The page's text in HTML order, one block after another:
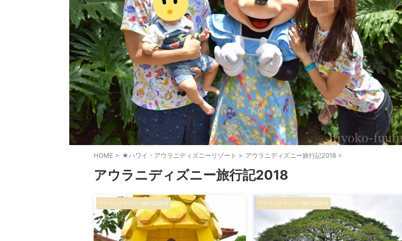
HOME > ★ハワイ・アウラニディズニーリゾート > アウラニディズニー旅行記2018 >
アウラニディズニー旅行記2018
アウラニディズニー旅行記2018 アウラニディズニー旅行記2018